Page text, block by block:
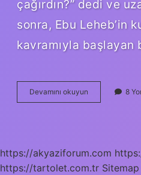
çağırdın?” dedi ve
sonra, Ebu Leheb’in
kavramıyla
Devamını okuyun
Kelimesi
8
https://akyaziforum.com
https://tartolet.com.tr Sitemap